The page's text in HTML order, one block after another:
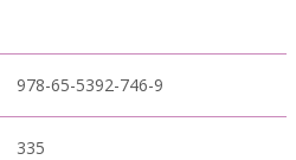
978-65-5392-746-9
335